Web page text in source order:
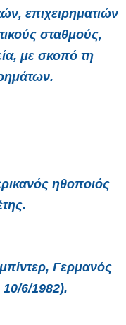
επιχειρηματιών
σταθμούς,
με σκοπό τη
ηθοποιός
Γερμανός
6/1982).